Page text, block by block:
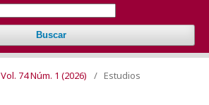
Buscar
Vol. 74 Núm. 1 (2026) / Estudios